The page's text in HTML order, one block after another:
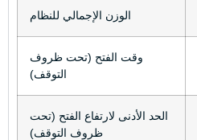
الوزن الإجمالي للنظام
وقت الفتح (تحت ظروف
التوقف)
الحد الأدنى لارتفاع الفتح (تحت
ظروف التوقف)